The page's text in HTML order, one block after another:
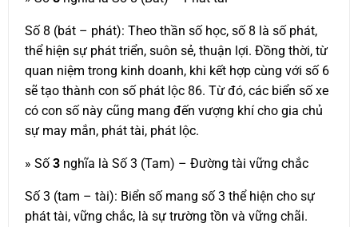
Số 8 (bát – phát): Theo thần số học, số 8 là số phát,
thể hiện sự phát triển, suôn sẻ, thuận lợi. Đồng thời, từ
quan niệm trong kinh doanh, khi kết hợp cùng với số 6
sẽ tạo thành con số phát lộc 86. Từ đó, các biển số xe
có con số này cũng mang đến vượng khí cho gia chủ
sự may mắn, phát tài, phát lộc.
» Số3 nghĩa là Số 3 (Tam) – Đường tài vững chắc
Số 3 (tam – tài): Biển số mang số 3 thể hiện cho sự
phát tài, vững chắc, là sự trường tồn và vững chãi.